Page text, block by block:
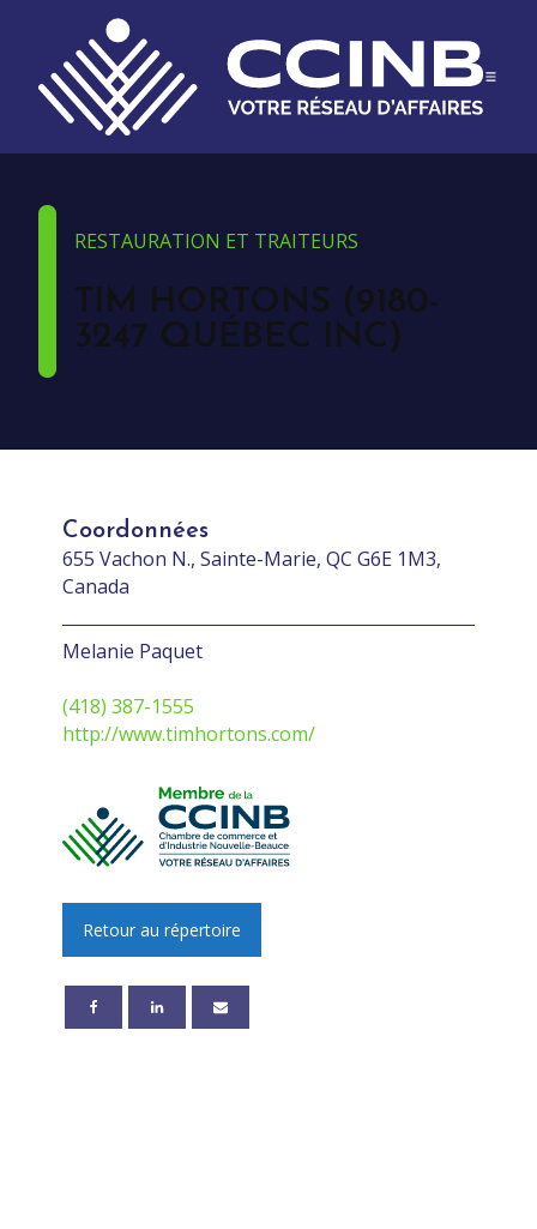
RESTAURATION ET TRAITEURS
TIM HORTONS (9180-
3247 QUÉBEC INC)
Coordonnées
655 Vachon N., Sainte-Marie, QC G6E 1M3,
Canada
Melanie Paquet
(418) 387-1555
http://www.timhortons.com/
Retour au répertoire